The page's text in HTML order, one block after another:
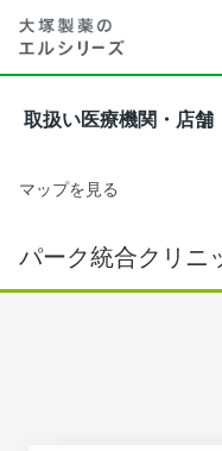
取扱い医療機関・店舗
マップを見る
パーク統合クリニ